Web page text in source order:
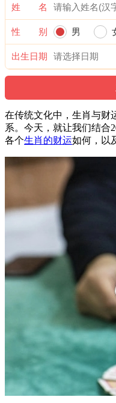
姓 名
性 别 男
出生日期
在传统文化中，生肖与财
系。今天，就让我们结合
各个生肖的财运如何，以